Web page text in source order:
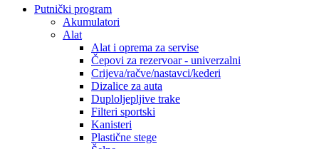
Putnički program
Akumulatori
Alat
Alat i oprema za servise
Čepovi za rezervoar - univerzalni
Crijeva/račve/nastavci/kederi
Dizalice za auta
Duploljepljive trake
Filteri sportski
Kanisteri
Plastične stege